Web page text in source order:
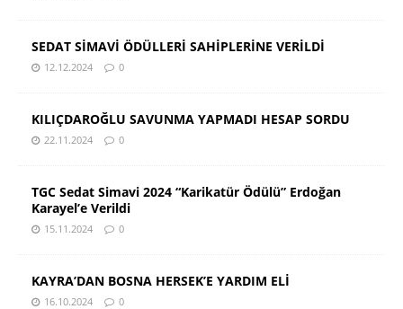
SEDAT SİMAVİ ÖDÜLLERİ SAHİPLERİNE VERİLDİ
12.12.2024 0
KILIÇDAROĞLU SAVUNMA YAPMADI HESAP SORDU
22.11.2024 0
TGC Sedat Simavi 2024 “Karikatür Ödülü” Erdoğan
Karayel’e Verildi
15.11.2024 0
KAYRA’DAN BOSNA HERSEK’E YARDIM ELİ
16.10.2024 0